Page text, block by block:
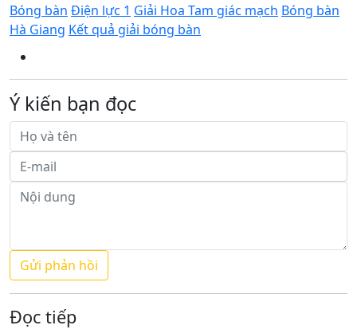
Bóng bàn Điện lực 1 Giải Hoa Tam giác mạch Bóng bàn
Hà Giang Kết quả giải bóng bàn
Ý kiến bạn đọc
Đọc tiếp